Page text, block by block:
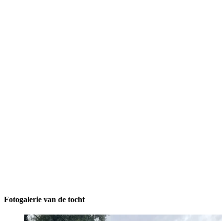
Fotogalerie van de tocht